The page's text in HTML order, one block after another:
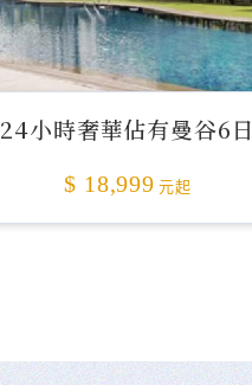
24小時奢華佔有曼谷6日
$ 18,999 元起